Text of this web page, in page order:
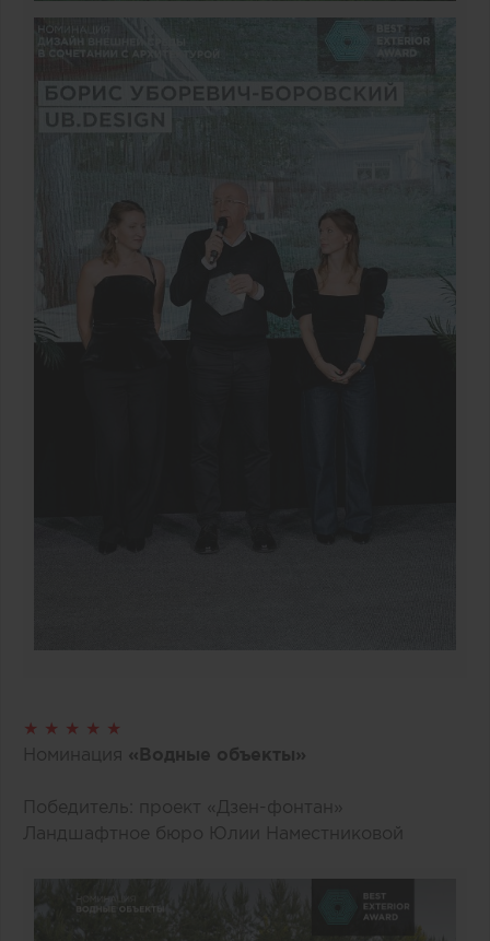
★ ★ ★ ★ ★
Номинация «Водные объекты»
Победитель: проект «Дзен-фонтан»
Ландшафтное бюро Юлии Наместниковой